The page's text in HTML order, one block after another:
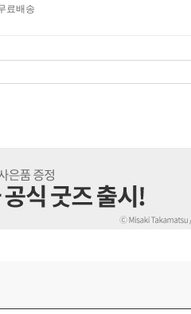
료배송